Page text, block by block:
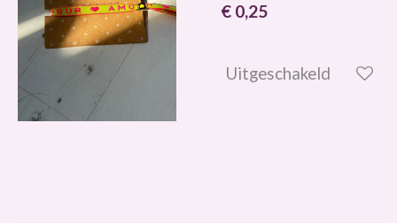
€ 0,25
Uitgeschakeld